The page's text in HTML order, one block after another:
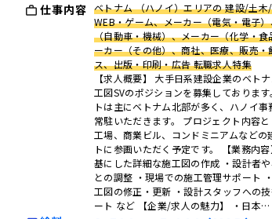
仕事内容 ベトナム （ハノイ）エリアの 建設/土木
WEB・ゲーム、メーカー（電気・電子
（自動車・機械）、メーカー（化学・食
ーカー（その他）、商社、医療、販売・
ス、出版・印刷・広告 転職求人特集
【求人概要】 大手日系建設企業のベト
工図SVのポジションを募集しておりま
トは主にベトナム北部が多く、ハノイ事
常駐いただきます。 プロジェクト内容
工場、商業ビル、コンドミニアムなどの
トに参画いただく予定です。 【業務内
基にした詳細な施工図の作成 ・設計者
との調整 ・現場での施工管理サポート
工図の修正・更新 ・設計スタッフへの
ート など 【企業/求人の魅力】 ・日本…